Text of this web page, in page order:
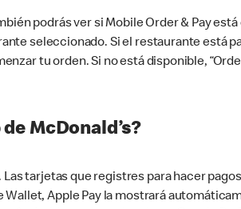
podrás ver si Mobile Order & Pay
seleccionado. Si el restaurante está
tu orden. Si no está disponible,
McDonald’s?
tarjetas que registres para hacer
Apple Pay la mostrará